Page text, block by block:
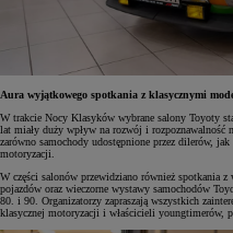
Aura wyjątkowego spotkania z klasycznymi
W trakcie Nocy Klasyków wybrane salony Toyoty
lat miały duży wpływ na rozwój i
zarówno samochody udostępnione przez dilerów,
motoryzacji.
W części salonów przewidziano również spotkania
pojazdów oraz wieczorne wystawy samochodów
80. i 90. Organizatorzy zapraszają wszystkich
klasycznej motoryzacji i właścicieli youngtimerów,